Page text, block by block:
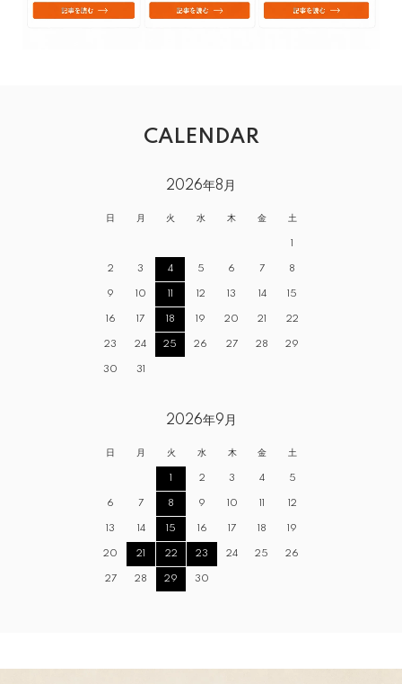
CALENDAR
2026年8月
日 月 火 水 木 金 土
1
2 3 4 5 6 7 8
9 10 11 12 13 14 15
16 17 18 19 20 21 22
23 24 25 26 27 28 29
30 31
2026年9月
日 月 火 水 木 金 土
1 2 3 4 5
6 7 8 9 10 11 12
13 14 15 16 17 18 19
20 21 22 23 24 25 26
27 28 29 30